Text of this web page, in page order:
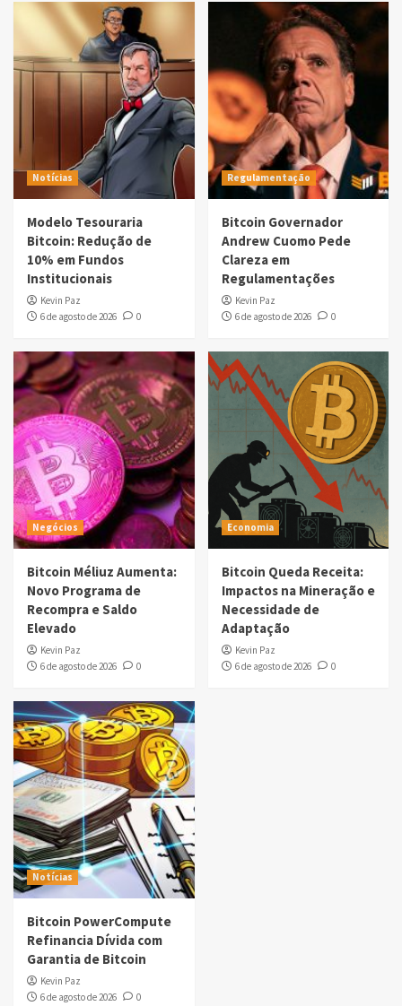
Notícias
Modelo Tesouraria
Bitcoin: Redução de
10% em Fundos
Institucionais
Kevin Paz
6 de agosto de 2026
0
Regulamentação
Bitcoin Governador
Andrew Cuomo Pede
Clareza em
Regulamentações
Kevin Paz
6 de agosto de 2026
0
Negócios
Bitcoin Méliuz Aumenta:
Novo Programa de
Recompra e Saldo
Elevado
Kevin Paz
6 de agosto de 2026
0
Economia
Bitcoin Queda Receita:
Impactos na Mineração e
Necessidade de
Adaptação
Kevin Paz
6 de agosto de 2026
0
Notícias
Bitcoin PowerCompute
Refinancia Dívida com
Garantia de Bitcoin
Kevin Paz
6 de agosto de 2026
0